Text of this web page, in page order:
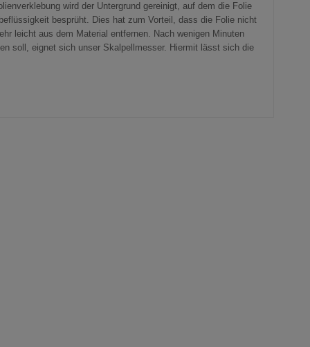
wird der Untergrund gereinigt, auf dem die Folie
besprüht. Dies hat zum Vorteil, dass die Folie nicht
leicht aus dem Material entfernen. Nach wenigen Minuten
soll, eignet sich unser Skalpellmesser. Hiermit lässt sich die